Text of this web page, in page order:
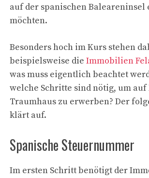
auf der spanischen
möchten.
Besonders hoch im Kurs stehen
beispielsweise die Immobilien
was muss eigentlich beachtet
welche Schritte sind nötig, um
Traumhaus zu erwerben? Der
klärt auf.
Spanische Steuernummer
Im ersten Schritt benötigt der